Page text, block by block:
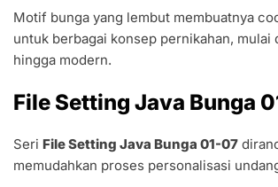
Motif bunga yang lembut membuatnya
untuk berbagai konsep pernikahan, mulai
hingga modern.
File Setting Java Bunga
Seri File Setting Java Bunga 01-07
memudahkan proses personalisasi